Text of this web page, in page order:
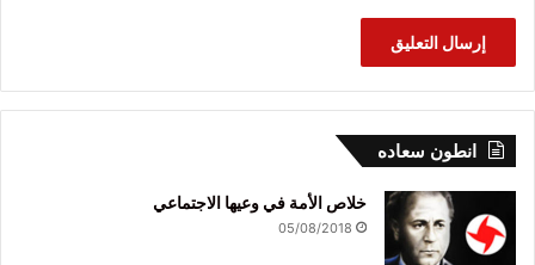
انطون سعاده
خلاص الأمة في وعيها الاجتماعي
05/08/2018